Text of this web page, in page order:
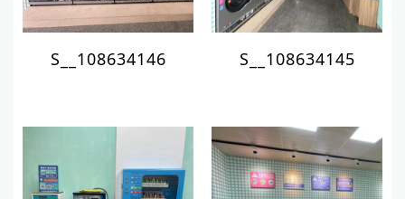
S__108634146 S__108634145